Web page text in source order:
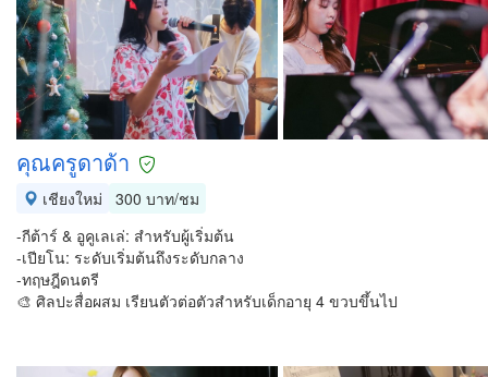
คุณครูดาด้า
เชียงใหม่
300 บาท/ชม
-กีต้าร์ & อูคูเลเล่: สำหรับผู้เริ่มต้น
-เปียโน: ระดับเริ่มต้นถึงระดับกลาง
-ทฤษฎีดนตรี
🎨 ศิลปะสื่อผสม เรียนตัวต่อตัวสำหรับเด็กอายุ 4 ขวบขึ้นไป